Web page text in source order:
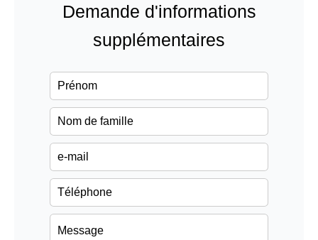
Demande d'informations
supplémentaires